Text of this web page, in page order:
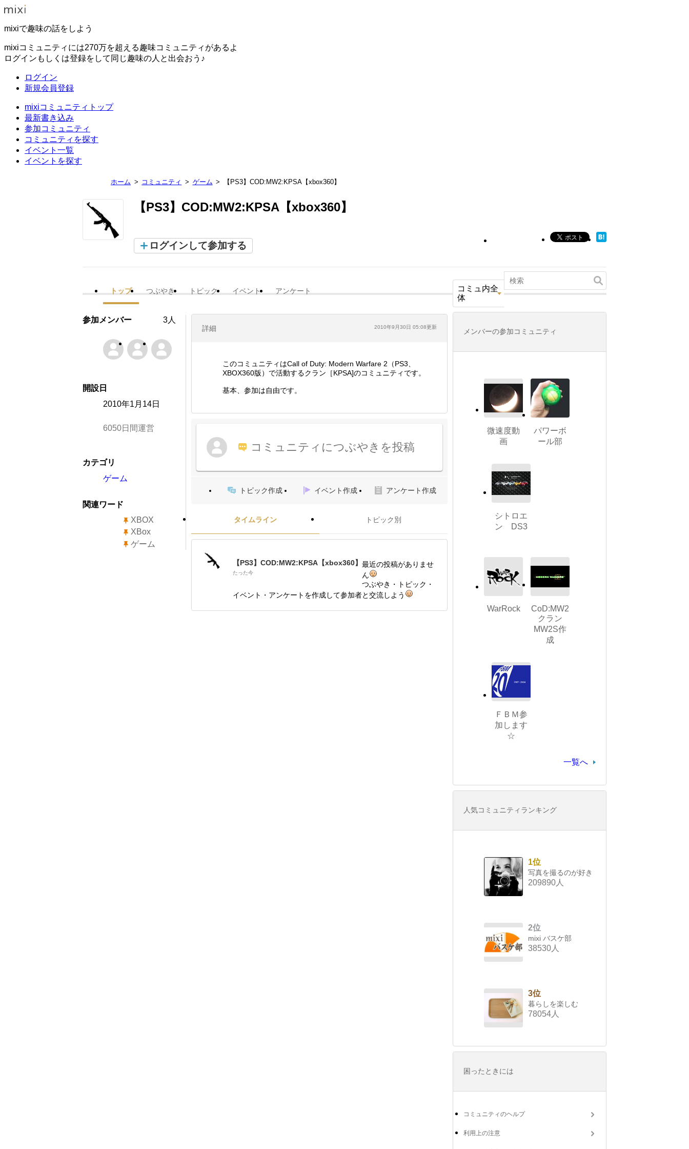
mixiで趣味の話をしよう
mixiコミュニティには270万を超える趣味コミュニティがあるよ
ログインもしくは登録をして同じ趣味の人と出会おう♪
ログイン
新規会員登録
mixiコミュニティトップ
最新書き込み
参加コミュニティ
コミュニティを探す
イベント一覧
イベントを探す
ホーム コミュニティ ゲーム 【PS3】COD:MW2:KPSA【xbox360】
【PS3】COD:MW2:KPSA【xbox360】
ログインして参加する
トップ つぶやき トピック イベント アンケート
コミュ内全
体
詳細 2010年9月30日 05:08更新
このコミュニティはCall of Duty: Modern Warfare 2（PS3、
XBOX360版）で活動するクラン［KPSA]のコミュニティです。
基本、参加は自由です。
コミュニティにつぶやきを投稿
トピック作成 イベント作成 アンケート作成
タイムライン トピック別
【PS3】COD:MW2:KPSA【xbox360】
たった今
最近の投稿がありませ
ん
つぶやき・トピック・
イベント・アンケートを作成して参加者と交流しよう
参加メンバー 3人
開設日
2010年1月14日
6050日間運営
カテゴリ
ゲーム
関連ワード
XBOX
XBox
ゲーム
メンバーの参加コミュニティ
微速度動
画
パワーボ
ール部
シトロエ
ン DS3
WarRock
CoD:MW2
クラン
MW2S作
成
ＦＢＭ参
加します
☆
一覧へ
人気コミュニティランキング
1位
写真を撮るのが好き
209890人
2位
mixi バスケ部
38530人
3位
暮らしを楽しむ
78054人
困ったときには
コミュニティのヘルプ
利用上の注意